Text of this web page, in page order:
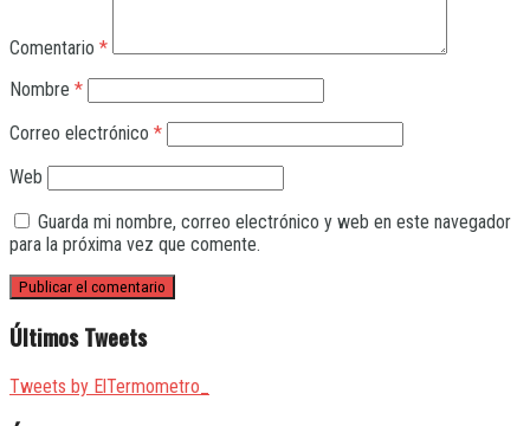
Comentario *
Nombre *
Correo electrónico *
Web
Guarda mi nombre, correo electrónico y web en este navegador
para la próxima vez que comente.
Últimos Tweets
Tweets by ElTermometro_